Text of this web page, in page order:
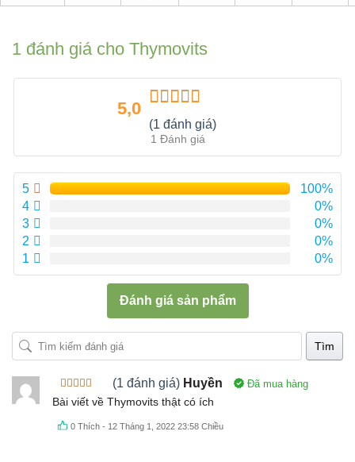
1 đánh giá cho Thymovits
5,0
Được xếp
hạng 5.00
sao
(1 đánh giá)
1 Đánh giá
5
100%
4
0%
3
0%
2
0%
1
0%
Đánh giá sản phẩm
Tìm
Được xếp
hạng5 5
sao
(1 đánh giá) Huyền Đã mua hàng
Bài viết về Thymovits thật có ích
0 Thích - 12 Tháng 1, 2022 23:58 Chiều